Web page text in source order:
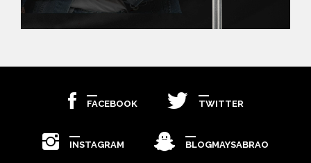
FACEBOOK TWITTER
INSTAGRAM BLOGMAYSABRAO